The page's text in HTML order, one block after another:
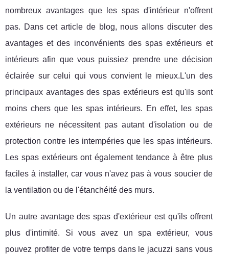
nombreux avantages que les spas d'intérieur n'offrent
pas. Dans cet article de blog, nous allons discuter des
avantages et des inconvénients des spas extérieurs et
intérieurs afin que vous puissiez prendre une décision
éclairée sur celui qui vous convient le mieux.L'un des
principaux avantages des spas extérieurs est qu'ils sont
moins chers que les spas intérieurs. En effet, les spas
extérieurs ne nécessitent pas autant d'isolation ou de
protection contre les intempéries que les spas intérieurs.
Les spas extérieurs ont également tendance à être plus
faciles à installer, car vous n'avez pas à vous soucier de
la ventilation ou de l'étanchéité des murs.
Un autre avantage des spas d'extérieur est qu'ils offrent
plus d'intimité. Si vous avez un spa extérieur, vous
pouvez profiter de votre temps dans le jacuzzi sans vous